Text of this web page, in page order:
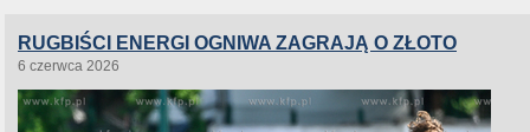
RUGBIŚCI ENERGI OGNIWA ZAGRAJĄ O ZŁOTO
6 czerwca 2026